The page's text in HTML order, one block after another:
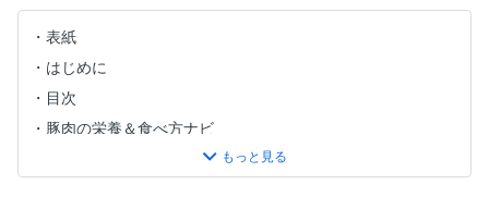
表紙
はじめに
目次
豚肉の栄養＆食べ方ナビ